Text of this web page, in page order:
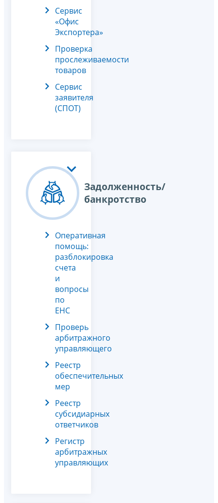
Сервис
«Офис
Экспортера»
Проверка
прослеживаемости
товаров
Сервис
заявителя
(СПОТ)
Задолженность/
банкротство
Оперативная
помощь:
разблокировка
счета
и
вопросы
по
ЕНС
Проверь
арбитражного
управляющего
Реестр
обеспечительных
мер
Реестр
субсидиарных
ответчиков
Регистр
арбитражных
управляющих